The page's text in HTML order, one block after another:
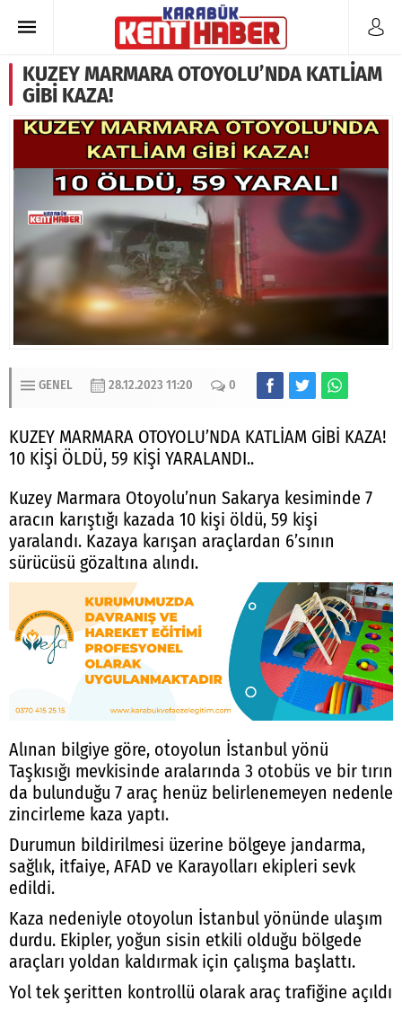
KUZEY MARMARA OTOYOLU’NDA KATLİAM
GİBİ KAZA!
GENEL 28.12.2023 11:20 0
KUZEY MARMARA OTOYOLU’NDA KATLİAM GİBİ KAZA!
10 KİŞİ ÖLDÜ, 59 KİŞİ YARALANDI..
Kuzey Marmara Otoyolu’nun Sakarya kesiminde 7
aracın karıştığı kazada 10 kişi öldü, 59 kişi
yaralandı. Kazaya karışan araçlardan 6’sının
sürücüsü gözaltına alındı.
Alınan bilgiye göre, otoyolun İstanbul yönü
Taşkısığı mevkisinde aralarında 3 otobüs ve bir tırın
da bulunduğu 7 araç henüz belirlenemeyen nedenle
zincirleme kaza yaptı.
Durumun bildirilmesi üzerine bölgeye jandarma,
sağlık, itfaiye, AFAD ve Karayolları ekipleri sevk
edildi.
Kaza nedeniyle otoyolun İstanbul yönünde ulaşım
durdu. Ekipler, yoğun sisin etkili olduğu bölgede
araçları yoldan kaldırmak için çalışma başlattı.
Yol tek şeritten kontrollü olarak araç trafiğine açıldı